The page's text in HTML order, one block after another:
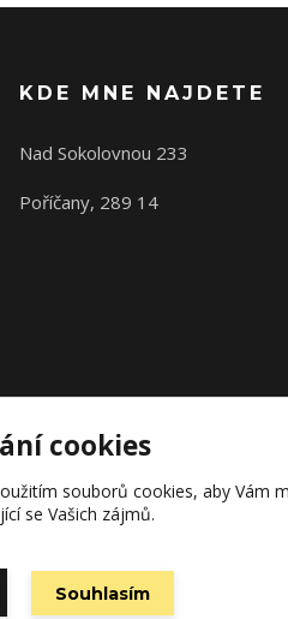
KDE MNE NAJDETE
Nad Sokolovnou 233
Poříčany, 289 14
Původní stránky
cookies
souborů cookies, aby Vám
se Vašich zájmů.
Souhlasím